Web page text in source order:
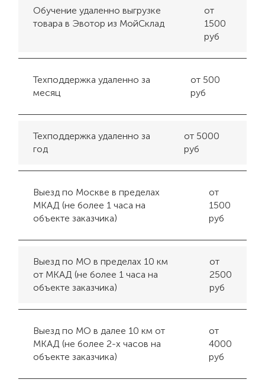
Обучение удаленно выгрузке
товара в Эвотор из МойСклад
от
1500
руб
Техподдержка удаленно за
месяц
от 500
руб
Техподдержка удаленно за
год
от 5000
руб
Выезд по Москве в пределах
МКАД (не более 1 часа на
объекте заказчика)
от
1500
руб
Выезд по МО в пределах 10 км
от МКАД (не более 1 часа на
объекте заказчика)
от
2500
руб
Выезд по МО в далее 10 км от
МКАД (не более 2-х часов на
объекте заказчика)
от
4000
руб